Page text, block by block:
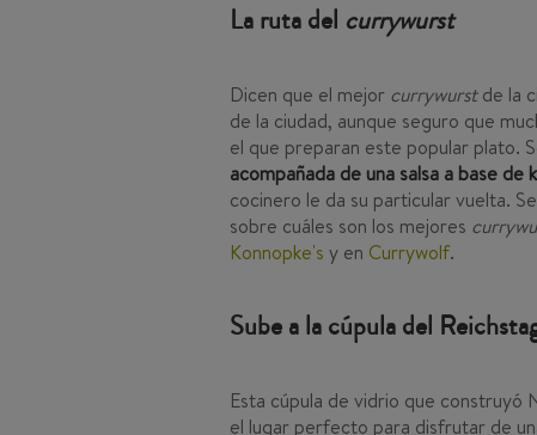
La ruta del currywurst
Dicen que el mejor currywurstde la
de la ciudad, aunque seguro que
el que preparan este popular plato.
acompañada de una salsa a base
cocinero le da su particular vuelta.
sobre cuáles son los mejores
Konnopke's y en Currywolf.
Sube a la cúpula del
Esta cúpula de vidrio que
el lugar perfecto para disfrutar de